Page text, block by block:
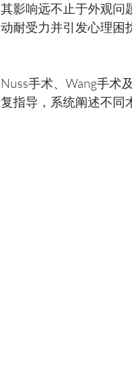
影响远不止于外观
耐受力并引发心理
手术、Wang手术
指导，系统阐述不